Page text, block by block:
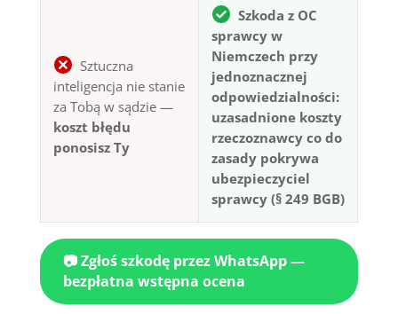
Sztuczna
inteligencja nie stanie
za Tobą w sądzie —
koszt błędu
ponosisz Ty
Szkoda z OC
sprawcy w
Niemczech przy
jednoznacznej
odpowiedzialności:
uzasadnione koszty
rzeczoznawcy co do
zasady pokrywa
ubezpieczyciel
sprawcy (§ 249 BGB)
📷 Zgłoś szkodę przez WhatsApp —
bezpłatna wstępna ocena